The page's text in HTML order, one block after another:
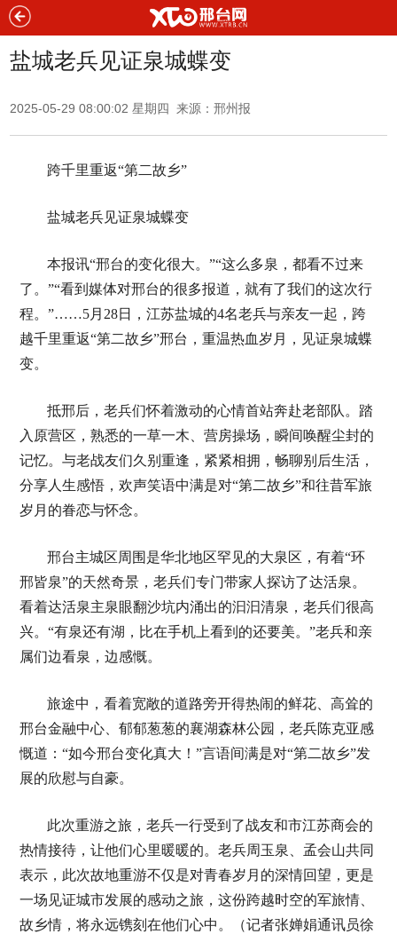
盐城老兵见证泉城蝶变
2025-05-29 08:00:02 星期四 来源：邢州报
跨千里重返“第二故乡”
盐城老兵见证泉城蝶变
本报讯“邢台的变化很大。”“这么多泉，都看不过来
了。”“看到媒体对邢台的很多报道，就有了我们的这次行
程。”……5月28日，江苏盐城的4名老兵与亲友一起，跨
越千里重返“第二故乡”邢台，重温热血岁月，见证泉城蝶
变。
抵邢后，老兵们怀着激动的心情首站奔赴老部队。踏
入原营区，熟悉的一草一木、营房操场，瞬间唤醒尘封的
记忆。与老战友们久别重逢，紧紧相拥，畅聊别后生活，
分享人生感悟，欢声笑语中满是对“第二故乡”和往昔军旅
岁月的眷恋与怀念。
邢台主城区周围是华北地区罕见的大泉区，有着“环
邢皆泉”的天然奇景，老兵们专门带家人探访了达活泉。
看着达活泉主泉眼翻沙坑内涌出的汩汩清泉，老兵们很高
兴。“有泉还有湖，比在手机上看到的还要美。”老兵和亲
属们边看泉，边感慨。
旅途中，看着宽敞的道路旁开得热闹的鲜花、高耸的
邢台金融中心、郁郁葱葱的襄湖森林公园，老兵陈克亚感
慨道：“如今邢台变化真大！”言语间满是对“第二故乡”发
展的欣慰与自豪。
此次重游之旅，老兵一行受到了战友和市江苏商会的
热情接待，让他们心里暖暖的。老兵周玉泉、孟会山共同
表示，此次故地重游不仅是对青春岁月的深情回望，更是
一场见证城市发展的感动之旅，这份跨越时空的军旅情、
故乡情，将永远镌刻在他们心中。（记者张婵娟通讯员徐